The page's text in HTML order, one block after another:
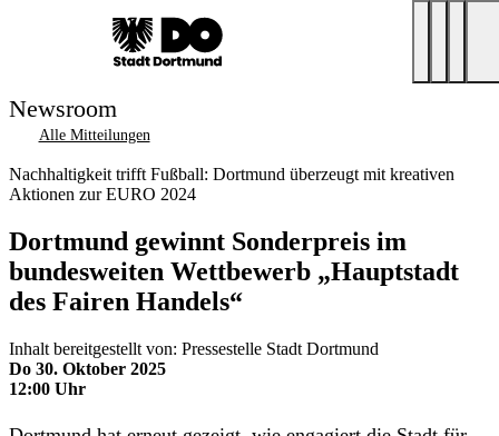
Newsroom
Alle Mitteilungen
Nachhaltigkeit trifft Fußball: Dortmund überzeugt mit kreativen
Aktionen zur EURO 2024
Dortmund gewinnt Sonderpreis im
bundesweiten Wettbewerb „Hauptstadt
des Fairen Handels“
Inhalt bereitgestellt von: Pressestelle Stadt Dortmund
Do 30. Oktober 2025
12:00 Uhr